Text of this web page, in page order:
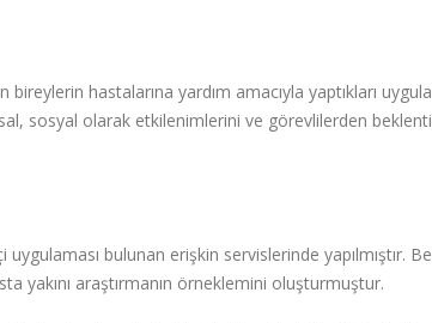
hastalarına yardım amacıyla yaptıkları
sosyal olarak etkilenimlerini ve görevlilerden
bulunan erişkin servislerinde yapılmıştır.
yakını araştırmanın örneklemini oluşturmuştur.